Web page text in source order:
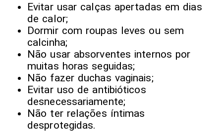
Evitar usar calças apertadas em dias
de calor;
Dormir com roupas leves ou sem
calcinha;
Não usar absorventes internos por
muitas horas seguidas;
Não fazer duchas vaginais;
Evitar uso de antibióticos
desnecessariamente;
Não ter relações íntimas
desprotegidas.